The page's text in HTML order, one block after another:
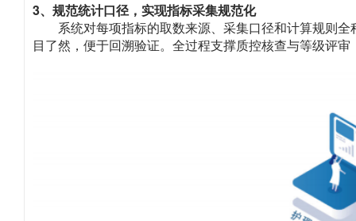
3、规范统计口径，实现指标采集规范化
系统对每项指标的取数来源、采集口径和计算规则
目了然，便于回溯验证。全过程支撑质控核查与等级评